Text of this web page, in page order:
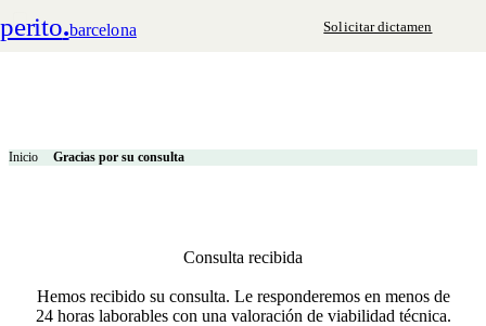
perito.barcelona Solicitar dictamen
Inicio Gracias por su consulta
Consulta recibida
Hemos recibido su consulta. Le responderemos en menos de
24 horas laborables con una valoración de viabilidad técnica.